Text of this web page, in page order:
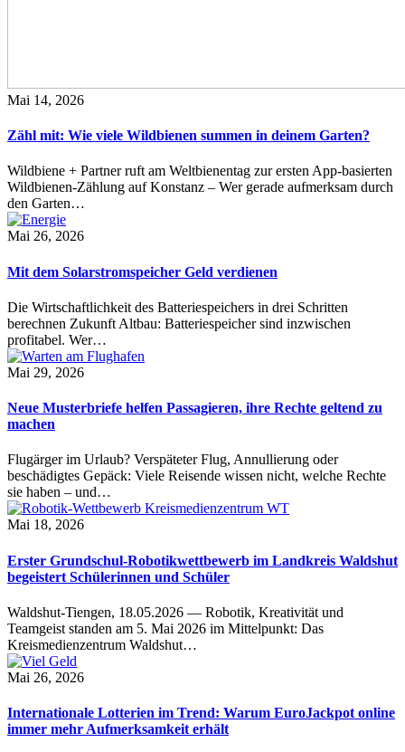
Mai 14, 2026
Zähl mit: Wie viele Wildbienen summen in deinem Garten?
Wildbiene + Partner ruft am Weltbienentag zur ersten App-basierten
Wildbienen-Zählung auf Konstanz – Wer gerade aufmerksam durch
den Garten…
Mai 26, 2026
Mit dem Solarstromspeicher Geld verdienen
Die Wirtschaftlichkeit des Batteriespeichers in drei Schritten
berechnen Zukunft Altbau: Batteriespeicher sind inzwischen
profitabel. Wer…
Mai 29, 2026
Neue Musterbriefe helfen Passagieren, ihre Rechte geltend zu
machen
Flugärger im Urlaub? Verspäteter Flug, Annullierung oder
beschädigtes Gepäck: Viele Reisende wissen nicht, welche Rechte
sie haben – und…
Mai 18, 2026
Erster Grundschul-Robotikwettbewerb im Landkreis Waldshut
begeistert Schülerinnen und Schüler
Waldshut-Tiengen, 18.05.2026 — Robotik, Kreativität und
Teamgeist standen am 5. Mai 2026 im Mittelpunkt: Das
Kreismedienzentrum Waldshut…
Mai 26, 2026
Internationale Lotterien im Trend: Warum EuroJackpot online
immer mehr Aufmerksamkeit erhält